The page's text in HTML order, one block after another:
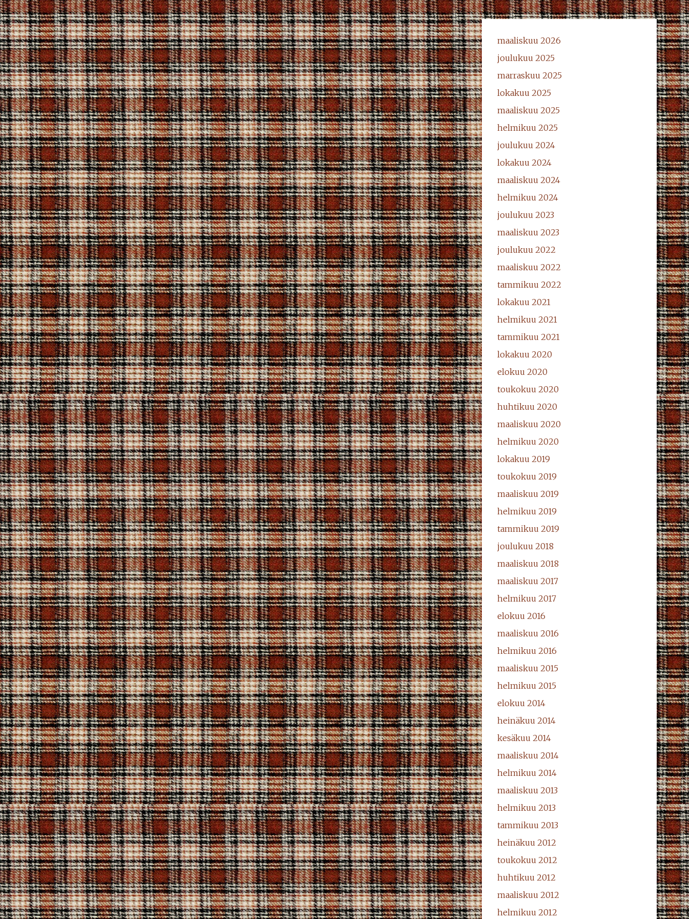
maaliskuu 2026
joulukuu 2025
marraskuu 2025
lokakuu 2025
maaliskuu 2025
helmikuu 2025
joulukuu 2024
lokakuu 2024
maaliskuu 2024
helmikuu 2024
joulukuu 2023
maaliskuu 2023
joulukuu 2022
maaliskuu 2022
tammikuu 2022
lokakuu 2021
helmikuu 2021
tammikuu 2021
lokakuu 2020
elokuu 2020
toukokuu 2020
huhtikuu 2020
maaliskuu 2020
helmikuu 2020
lokakuu 2019
toukokuu 2019
maaliskuu 2019
helmikuu 2019
tammikuu 2019
joulukuu 2018
maaliskuu 2018
maaliskuu 2017
helmikuu 2017
elokuu 2016
maaliskuu 2016
helmikuu 2016
maaliskuu 2015
helmikuu 2015
elokuu 2014
heinäkuu 2014
kesäkuu 2014
maaliskuu 2014
helmikuu 2014
maaliskuu 2013
helmikuu 2013
tammikuu 2013
heinäkuu 2012
toukokuu 2012
huhtikuu 2012
maaliskuu 2012
helmikuu 2012